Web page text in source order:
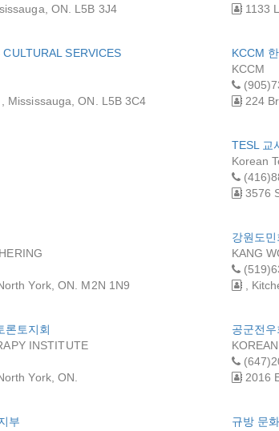
ON. L5B 3J4
1133
SERVICES
Mississauga, ON. L5B 3C4
KCCM
KCCM
224
TESL 교
Korean
3576
York, ON. M2N 1N9
강원도민
KANG
,
론토지회
INSTITUTE
York, ON.
공군전
2016
부
규방 문